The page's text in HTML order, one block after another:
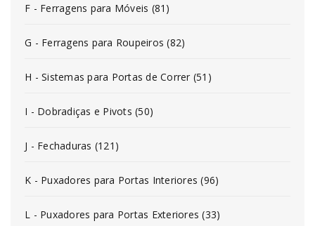
F - Ferragens para Móveis (81)
G - Ferragens para Roupeiros (82)
H - Sistemas para Portas de Correr (51)
I - Dobradiças e Pivots (50)
J - Fechaduras (121)
K - Puxadores para Portas Interiores (96)
L - Puxadores para Portas Exteriores (33)